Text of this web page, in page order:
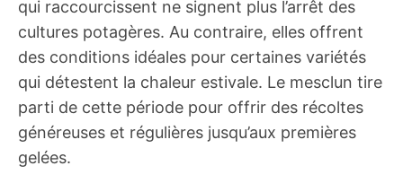
qui raccourcissent ne signent plus l’arrêt des
cultures potagères. Au contraire, elles offrent
des conditions idéales pour certaines variétés
qui détestent la chaleur estivale. Le mesclun tire
parti de cette période pour offrir des récoltes
généreuses et régulières jusqu’aux premières
gelées.